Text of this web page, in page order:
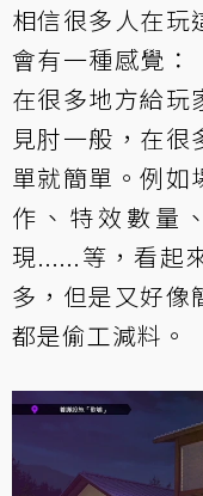
相信很多人在玩
會有一種感覺：
在很多地方給玩
見肘一般，在很
單就簡單。例如
作、特效數量
現......等，看起
多，但是又好像
都是偷工減料。